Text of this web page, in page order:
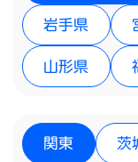
岩手県
山形県
関東 茨